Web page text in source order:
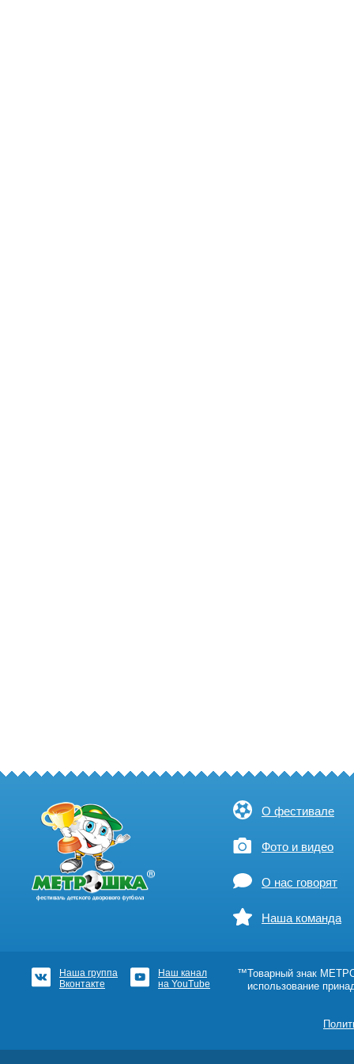
О фестивале
Фото и видео
О нас говорят
Наша команда
Наша группа
Вконтакте
Наш канал
на YouTube
™Товарный знак
использование